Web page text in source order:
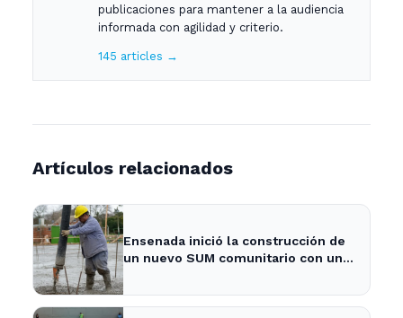
publicaciones para mantener a la audiencia
informada con agilidad y criterio.
145 articles →
Artículos relacionados
Ensenada inició la construcción de
un nuevo SUM comunitario con una
- 0221